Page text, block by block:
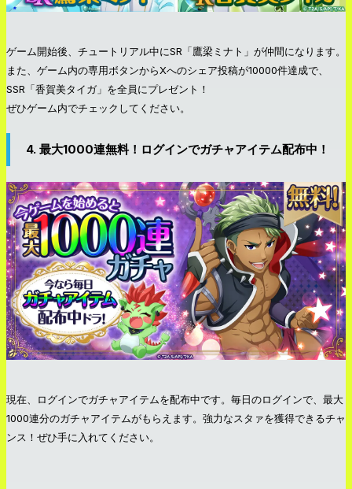
ゲーム開始後、チュートリアル中にSR「鷹梁ミナト」が仲間になります。
また、ゲーム内の専用ボタンからXへのシェア投稿が10000件達成で、
SSR「香賀美タイガ」を全員にプレゼント！
ぜひゲーム内でチェックしてください。
4. 最大1000連無料！ログインでガチャアイテム配布中！
現在、ログインでガチャアイテムを配布中です。毎日のログインで、最大
1000連分のガチャアイテムがもらえます。強力なスタァを獲得できるチャ
ンス！ぜひ手に入れてください。